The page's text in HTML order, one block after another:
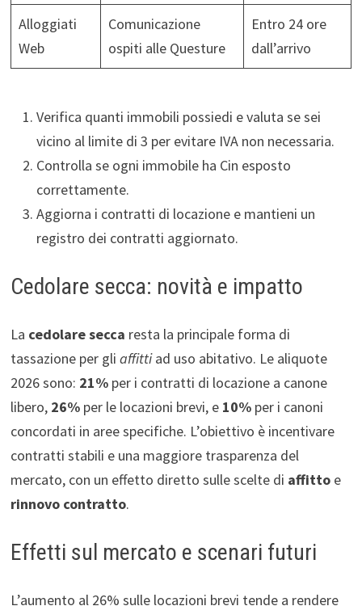
Alloggiati
Web
Comunicazione
ospiti alle Questure
Entro 24 ore
dall’arrivo
Verifica quanti immobili possiedi e valuta se sei
vicino al limite di 3 per evitare IVA non necessaria.
Controlla se ogni immobile ha Cin esposto
correttamente.
Aggiorna i contratti di locazione e mantieni un
registro dei contratti aggiornato.
Cedolare secca: novità e impatto
La cedolare secca resta la principale forma di
tassazione per gli affittiad uso abitativo. Le aliquote
2026 sono: 21%per i contratti di locazione a canone
libero, 26%per le locazioni brevi, e 10%per i canoni
concordati in aree specifiche. L’obiettivo è incentivare
contratti stabili e una maggiore trasparenza del
mercato, con un effetto diretto sulle scelte di affittoe
rinnovo contratto.
Effetti sul mercato e scenari futuri
L’aumento al 26% sulle locazioni brevi tende a rendere